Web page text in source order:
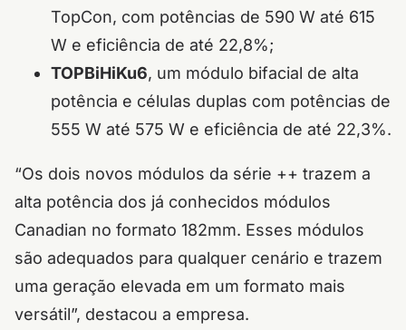
TopCon, com potências de 590 W até 615
W e eficiência de até 22,8%;
TOPBiHiKu6, um módulo bifacial de alta
potência e células duplas com potências de
555 W até 575 W e eficiência de até 22,3%.
“Os dois novos módulos da série ++ trazem a
alta potência dos já conhecidos módulos
Canadian no formato 182mm. Esses módulos
são adequados para qualquer cenário e trazem
uma geração elevada em um formato mais
versátil”, destacou a empresa.